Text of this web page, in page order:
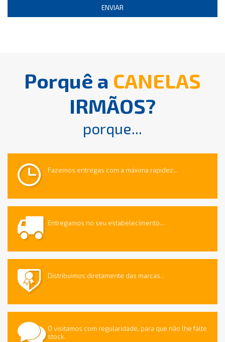
ENVIAR
Porquê a CANELAS
IRMÃOS?
porque...
Fazemos entregas com a máxima rapidez...
Entregamos no seu estabelecimento...
Distribuimos diretamente das marcas...
O visitamos com regularidade, para que não lhe falte
stock.